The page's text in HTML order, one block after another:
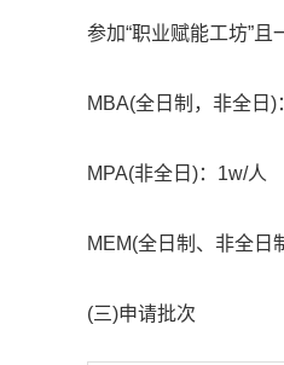
参加“职业赋能工坊”
MBA(全日制，非全日)
MPA(非全日)：1w/人
MEM(全日制、非全日
(三)申请批次